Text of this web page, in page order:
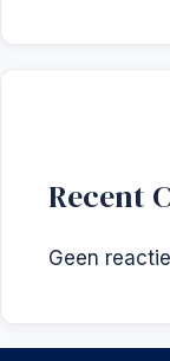
Recent
Geen